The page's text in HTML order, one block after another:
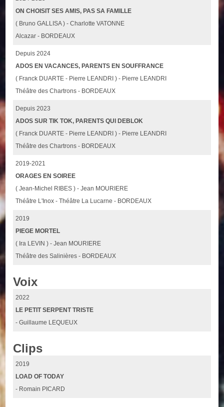
ON CHOISIT SES AMIS, PAS SA FAMILLE
( Bruno GALLISA ) - Charlotte VATONNE
Alcazar - BORDEAUX
Depuis 2024
ADOS EN VACANCES, PARENTS EN SOUFFRANCE
( Franck DUARTE - Pierre LEANDRI ) - Pierre LEANDRI
Théâtre des Chartrons - BORDEAUX
Depuis 2023
ADOS SUR TIK TOK, PARENTS QUI DEBLOK
( Franck DUARTE - Pierre LEANDRI ) - Pierre LEANDRI
Théâtre des Chartrons - BORDEAUX
2019-2021
ORAGES EN SOIREE
( Jean-Michel RIBES ) - Jean MOURIERE
Théâtre L'Inox - Théâtre La Lucarne - BORDEAUX
2019
PIEGE MORTEL
( Ira LEVIN ) - Jean MOURIERE
Théâtre des Salinières - BORDEAUX
Voix
2022
LE PETIT SERPENT TRISTE
- Guillaume LEQUEUX
Clips
2019
LOAD OF TODAY
- Romain PICARD